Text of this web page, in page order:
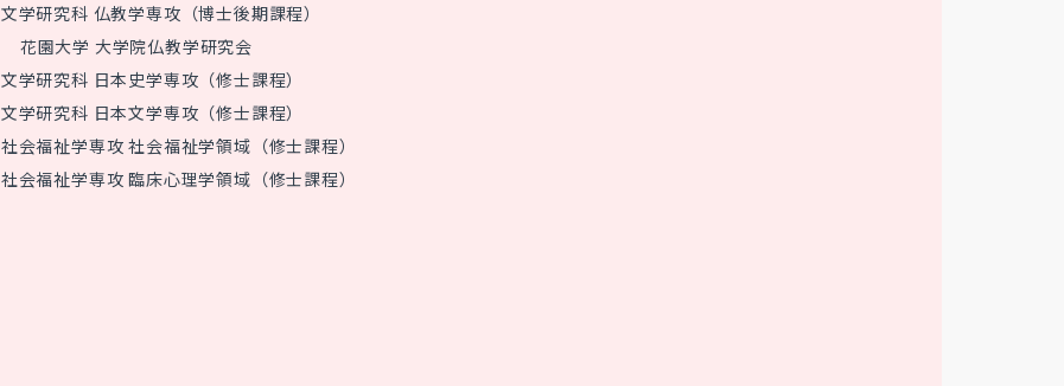
文学研究科 仏教学専攻（博士後期課程）
花園大学 大学院仏教学研究会
文学研究科 日本史学専攻（修士課程）
文学研究科 日本文学専攻（修士課程）
社会福祉学専攻 社会福祉学領域（修士課程）
社会福祉学専攻 臨床心理学領域（修士課程）